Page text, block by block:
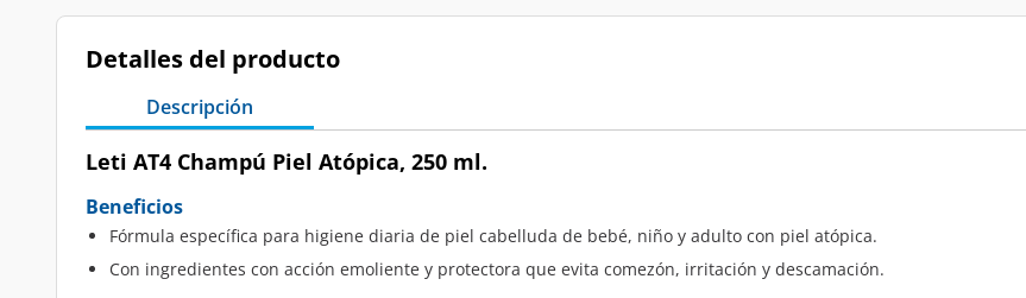
Detalles del producto
Descripción
Leti AT4 Champú Piel Atópica, 250 ml.
Beneficios
Fórmula específica para higiene diaria de piel cabelluda de bebé, niño y adulto con piel atópica.
Con ingredientes con acción emoliente y protectora que evita comezón, irritación y descamación.